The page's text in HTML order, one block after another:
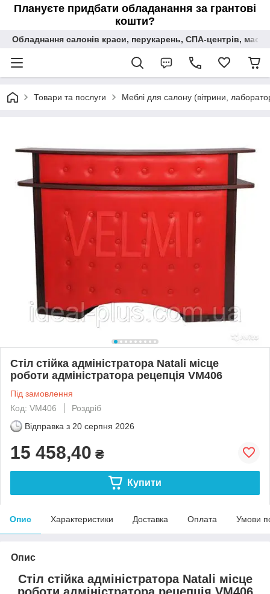
Плануєте придбати обладанання за грантові
кошти?
Обладнання салонів краси, перукарень, СПА-центрів,
Товари та послуги Меблі для салону (вітрини,
Стіл стійка адміністратора Natali місце
роботи адміністратора рецепція VM406
Під замовлення
Код: VM406
Роздріб
Відправка з 20 серпня 2026
15 458,40 ₴
Купити
Опис Характеристики Доставка Оплата Умови
Опис
Стіл стійка адміністратора Natali місце